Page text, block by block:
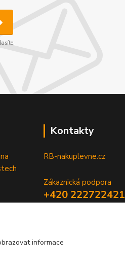
Kontakty
RB-nakuplevne.cz
Zákaznická podpora
+420 222722421
informace